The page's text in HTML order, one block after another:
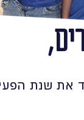
את שנת